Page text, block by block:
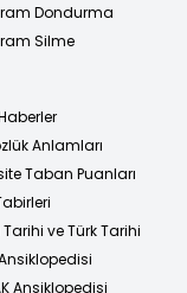
Dondurma
Silme
Anlamları
Taban Puanları
ve Türk Tarihi
Ansiklopedisi